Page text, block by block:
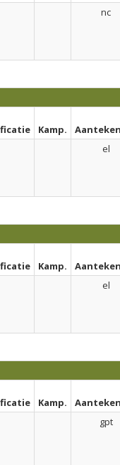
nc
Kamp.
el
Kamp.
el
Kamp.
gpt